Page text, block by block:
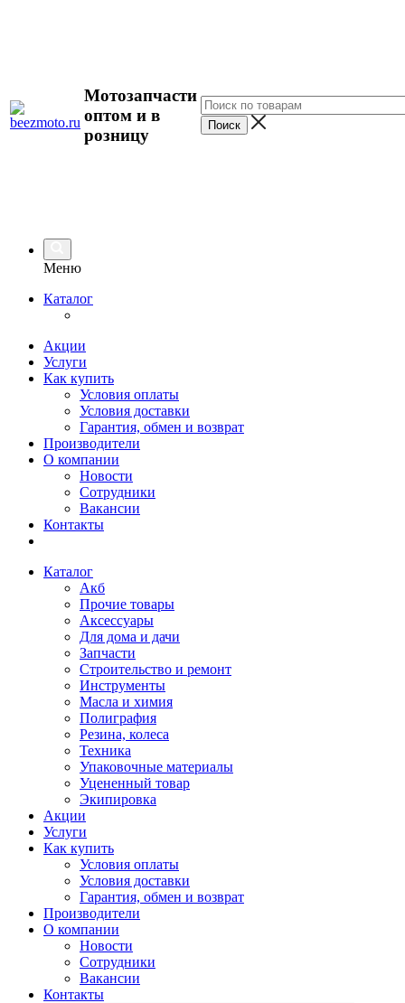
Мотозапчасти
оптом и в
розницу
Меню
Каталог
Акции
Услуги
Как купить
Условия оплаты
Условия доставки
Гарантия, обмен и возврат
Производители
О компании
Новости
Сотрудники
Вакансии
Контакты
Каталог
Акб
Прочие товары
Аксессуары
Для дома и дачи
Запчасти
Строительство и ремонт
Инструменты
Масла и химия
Полиграфия
Резина, колеса
Техника
Упаковочные материалы
Уцененный товар
Экипировка
Акции
Услуги
Как купить
Условия оплаты
Условия доставки
Гарантия, обмен и возврат
Производители
О компании
Новости
Сотрудники
Вакансии
Контакты